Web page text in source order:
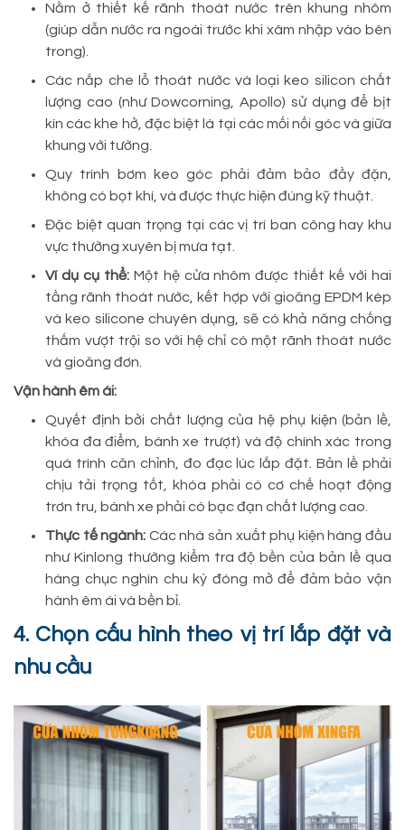
Nằm ở thiết kế rãnh thoát nước trên khung nhôm
(giúp dẫn nước ra ngoài trước khi xâm nhập vào bên
trong).
Các nắp che lỗ thoát nước và loại keo silicon chất
lượng cao (như Dowcorning, Apollo) sử dụng để bịt
kín các khe hở, đặc biệt là tại các mối nối góc và giữa
khung với tường.
Quy trình bơm keo góc phải đảm bảo đầy đặn,
không có bọt khí, và được thực hiện đúng kỹ thuật.
Đặc biệt quan trọng tại các vị trí ban công hay khu
vực thường xuyên bị mưa tạt.
Ví dụ cụ thể: Một hệ cửa nhôm được thiết kế với hai
tầng rãnh thoát nước, kết hợp với gioăng EPDM kép
và keo silicone chuyên dụng, sẽ có khả năng chống
thấm vượt trội so với hệ chỉ có một rãnh thoát nước
và gioăng đơn.
Vận hành êm ái:
Quyết định bởi chất lượng của hệ phụ kiện (bản lề,
khóa đa điểm, bánh xe trượt) và độ chính xác trong
quá trình căn chỉnh, đo đạc lúc lắp đặt. Bản lề phải
chịu tải trọng tốt, khóa phải có cơ chế hoạt động
trơn tru, bánh xe phải có bạc đạn chất lượng cao.
Thực tế ngành: Các nhà sản xuất phụ kiện hàng đầu
như Kinlong thường kiểm tra độ bền của bản lề qua
hàng chục nghìn chu kỳ đóng mở để đảm bảo vận
hành êm ái và bền bỉ.
4. Chọn cấu hình theo vị trí lắp đặt và
nhu cầu